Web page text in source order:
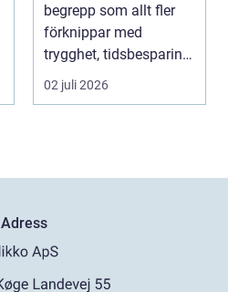
begrepp som allt fler
förknippar med
trygghet, tidsbesparing
oc...
02 juli 2026
Adress